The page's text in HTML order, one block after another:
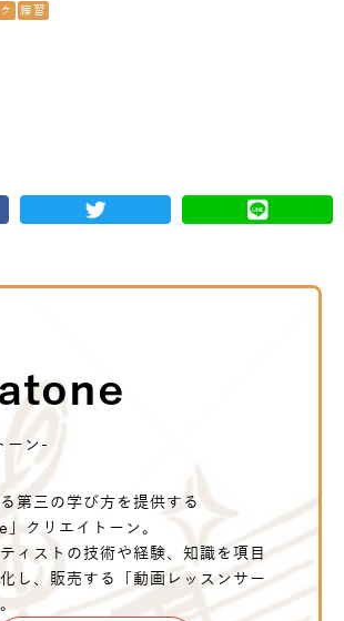
練習
ーン-
第三の学び方を提供する
」クリエイトーン。
ィストの技術や経験、知識を項目
し、販売する「動画レッスンサー